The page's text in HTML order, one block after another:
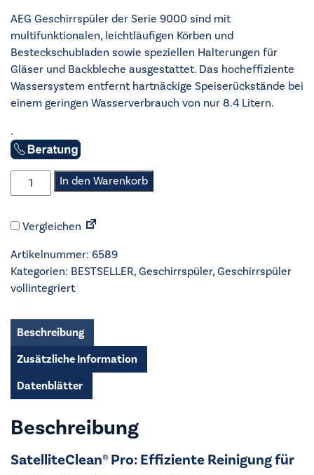
AEG Geschirrspüler der Serie 9000 sind mit
multifunktionalen, leichtläufigen Körben und
Besteckschubladen sowie speziellen Halterungen für
Gläser und Backbleche ausgestattet. Das hocheffiziente
Wassersystem entfernt hartnäckige Speiserückstände bei
einem geringen Wasserverbrauch von nur 8.4 Litern.
.
AEG
-
vollintegriert
-
GN970XT
Menge
In den Warenkorb
Vergleichen
Artikelnummer: 6589
Kategorien: BESTSELLER, Geschirrspüler, Geschirrspüler
vollintegriert
Beschreibung
Zusätzliche Information
Datenblätter
Beschreibung
SatelliteClean® Pro: Effiziente Reinigung für